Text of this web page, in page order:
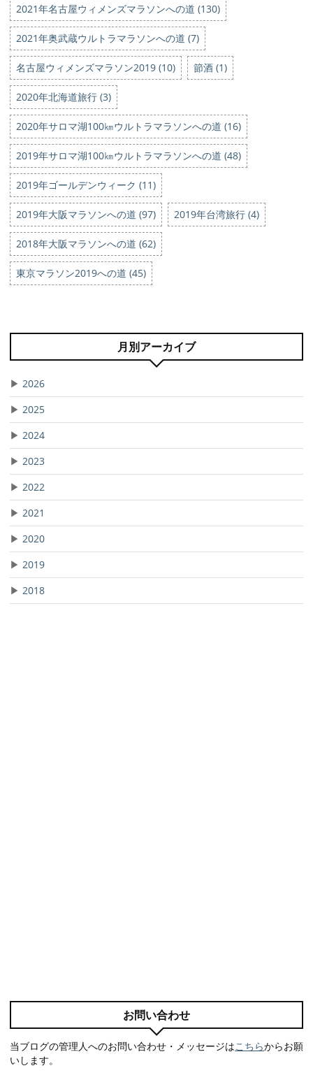
2021年名古屋ウィメンズマラソンへの道 (130)
2021年奥武蔵ウルトラマラソンへの道 (7)
名古屋ウィメンズマラソン2019 (10) 節酒 (1)
2020年北海道旅行 (3)
2020年サロマ湖100㎞ウルトラマラソンへの道 (16)
2019年サロマ湖100㎞ウルトラマラソンへの道 (48)
2019年ゴールデンウィーク (11)
2019年大阪マラソンへの道 (97) 2019年台湾旅行 (4)
2018年大阪マラソンへの道 (62)
東京マラソン2019への道 (45)
月別アーカイブ
▶ 2026
▶ 2025
▶ 2024
▶ 2023
▶ 2022
▶ 2021
▶ 2020
▶ 2019
▶ 2018
お問い合わせ
当ブログの管理人へのお問い合わせ・メッセージはこちらからお願
いします。